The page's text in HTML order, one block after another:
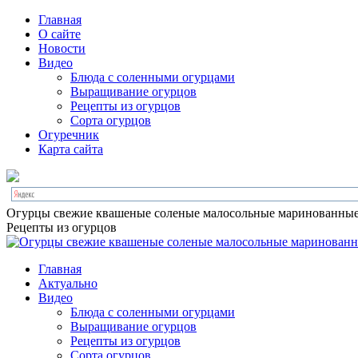
Главная
О сайте
Новости
Видео
Блюда с соленными огурцами
Выращивание огурцов
Рецепты из огурцов
Сорта огурцов
Огуречник
Карта сайта
Огурцы свежие квашеные соленые малосольные
Рецепты из огурцов
Главная
Актуально
Видео
Блюда с соленными огурцами
Выращивание огурцов
Рецепты из огурцов
Сорта огурцов